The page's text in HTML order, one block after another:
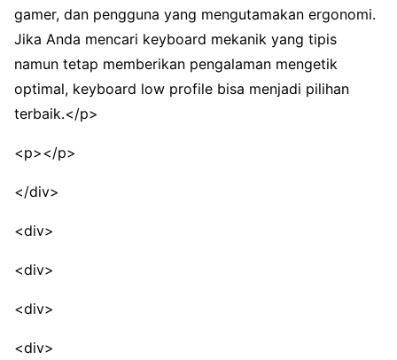
gamer, dan pengguna yang mengutamakan ergonomi.
Jika Anda mencari keyboard mekanik yang tipis
namun tetap memberikan pengalaman mengetik
optimal, keyboard low profile bisa menjadi pilihan
terbaik.</p>
<p></p>
</div>
<div>
<div>
<div>
<div>